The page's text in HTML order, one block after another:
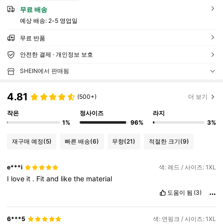
무료 배송
예상 배송: 2-5 영업일
무료 반품
안전한 결제 · 개인정보 보호
SHEIN에서 판매됨
4.81 (500+) 더 보기
작은
1%
정사이즈
96%
라지
3%
재구매 예정(5) 빠른 배송(6) 무향(21) 적절한 크기(9)
e***i 색: 레드 / 사이즈: 1XL
I love it . Fitand likethe material
도움이 됨 (3)
6***5 색: 연핑크 / 사이즈: 1XL